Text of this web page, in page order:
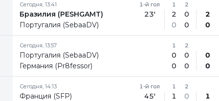
Сегодня, 13:41
Бразилия (PESHGAMT)
Португалия (SebaaDV)
1-й гол
23'
1
2
0
2
0
0
2
0
Сегодня, 13:57
Португалия (SebaaDV)
Германия (Pr8fessor)
1
0
0
2
0
0
0
0
Сегодня, 14:13
Франция (SFP)
1-й гол
45'
1
1
2
0
1